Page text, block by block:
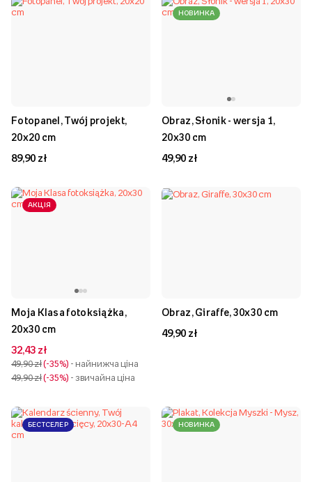
Fotopanel, Twój projekt,
20x20 cm
89,90 zł
НОВИНКА
Obraz, Słonik - wersja 1,
20x30 cm
49,90 zł
АКЦІЯ
Moja Klasa fotoksiążka,
20x30 cm
32,43 zł
49,90 zł -35% - найнижча ціна
49,90 zł -35% - звичайна ціна
Obraz, Giraffe, 30x30 cm
49,90 zł
БЕСТСЕЛЕР НОВИНКА